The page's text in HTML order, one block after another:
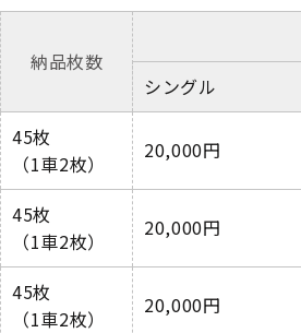
納品枚数
シングル
45枚
（1車2枚）
20,000円
45枚
（1車2枚）
20,000円
45枚
（1車2枚）
20,000円